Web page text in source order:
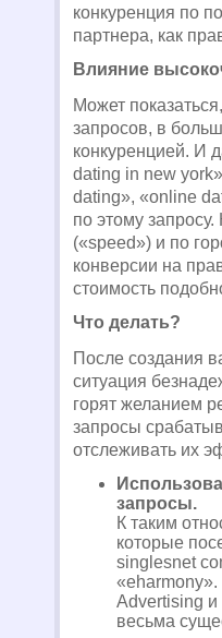
конкуренция по
партнера, как
Влияние
Может
запросов, в
конкуренцией. И
dating in new
dating», «online
по этому
(«speed») и по
конверсии на
стоимость
Что делать?
После создания
ситуация
горят желанием
запросы
отслеживать их
запросы.
К таким
которые
singlesnet
«eharmony».
Advertising и
весьма